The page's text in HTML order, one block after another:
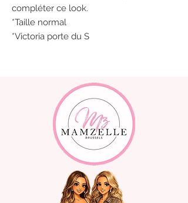
compléter ce look.
*Taille normal
*Victoria porte du S